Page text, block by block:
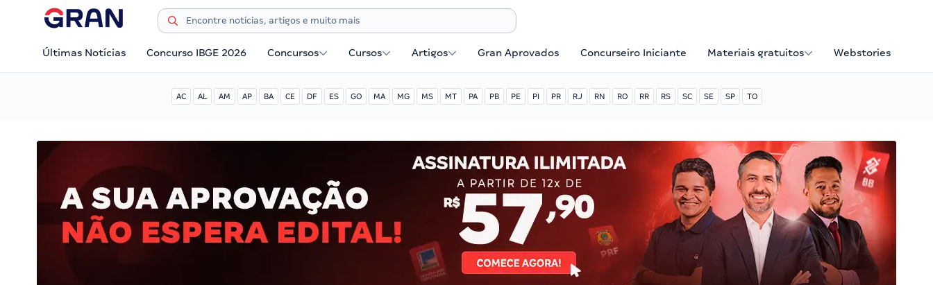
Últimas Notícias Concurso IBGE 2026 Concursos Cursos Artigos Gran Aprovados Concurseiro Iniciante Materiais gratuitos Webstories
AC AL AM AP BA CE DF ES GO MA MG MS MT PA PB PE PI PR RJ RN RO RR RS SC SE SP TO